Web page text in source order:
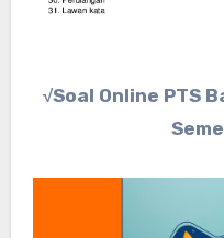
√Soal Online PTS